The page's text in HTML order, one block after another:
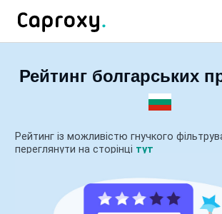
Рейтинг болгарських
Рейтинг із можливістю гнучкого
переглянути на сторінці тут